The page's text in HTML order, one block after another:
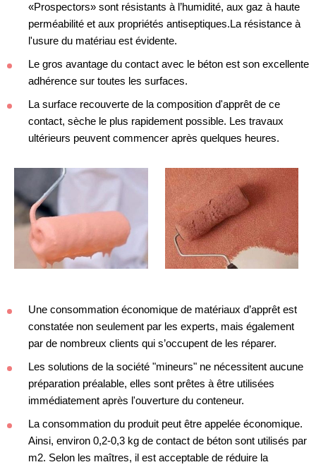
«Prospectors» sont résistants à l’humidité, aux gaz à haute
perméabilité et aux propriétés antiseptiques.La résistance à
l'usure du matériau est évidente.
Le gros avantage du contact avec le béton est son excellente
adhérence sur toutes les surfaces.
La surface recouverte de la composition d'apprêt de ce
contact, sèche le plus rapidement possible. Les travaux
ultérieurs peuvent commencer après quelques heures.
Une consommation économique de matériaux d’apprêt est
constatée non seulement par les experts, mais également
par de nombreux clients qui s’occupent de les réparer.
Les solutions de la société "mineurs" ne nécessitent aucune
préparation préalable, elles sont prêtes à être utilisées
immédiatement après l'ouverture du conteneur.
La consommation du produit peut être appelée économique.
Ainsi, environ 0,2-0,3 kg de contact de béton sont utilisés par
m2. Selon les maîtres, il est acceptable de réduire la